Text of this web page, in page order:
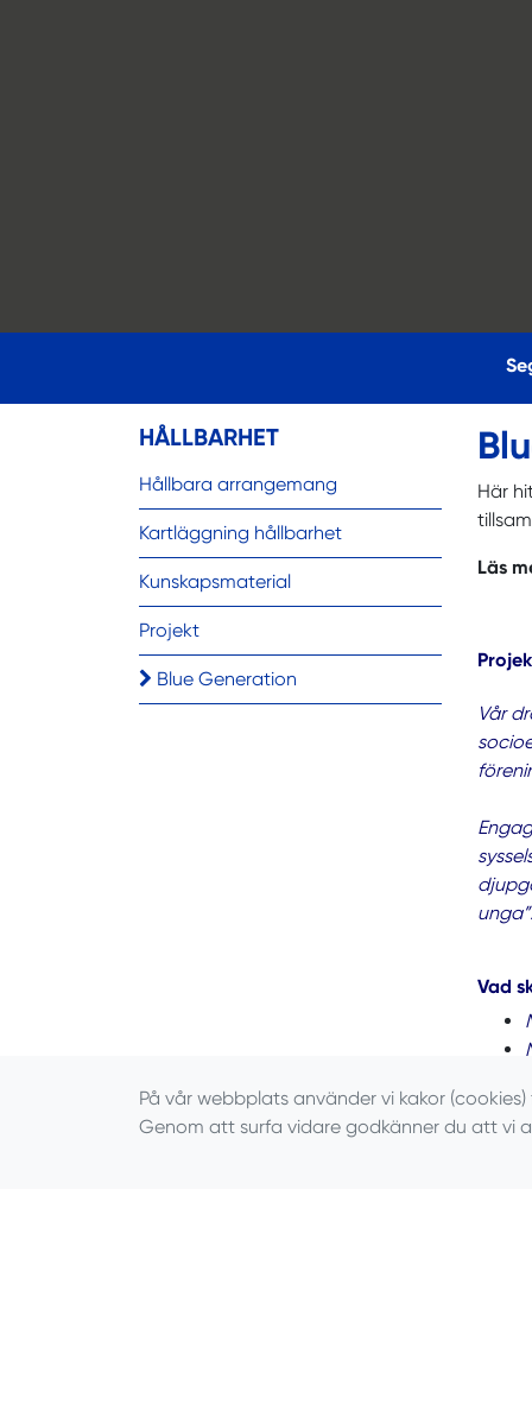
HÅLLBARHET
Hållbara arrangemang
Kartläggning hållbarhet
Kunskapsmaterial
Projekt
Blue Generation
Här
Läs
Vår
unga”.
Vad
På vår webbplats använder vi kakor
Genom att surfa vidare godkänner du att vi